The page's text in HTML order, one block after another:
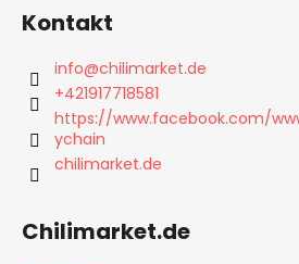
m
e
Kontakt
info@chilimarket.de
+421917718581
https://www.facebook.com/
ychain
chilimarket.de
Chilimarket.de